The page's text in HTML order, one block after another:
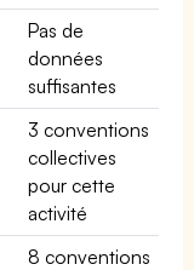
Pas de
données
suffisantes
3 conventions
collectives
pour cette
activité
8 conventions